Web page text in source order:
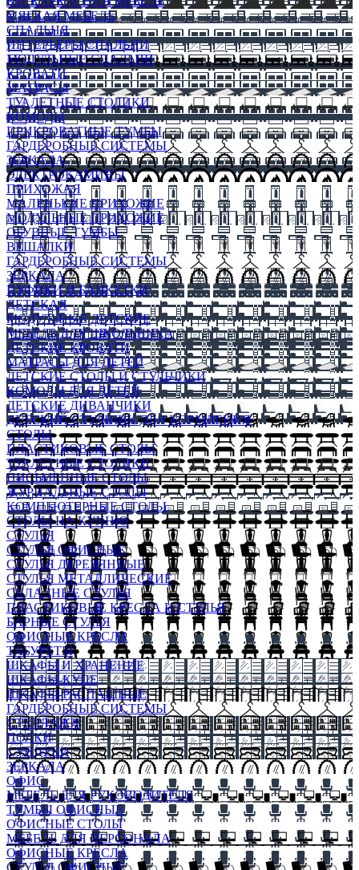
МЯГКАЯ МЕБЕЛЬ
СПАЛЬНЯ
ИНТЕРЬЕРЫ СПАЛЬНИ
МОДУЛЬНЫЕ СПАЛЬНИ
КРОВАТИ
МАТРАСЫ
ТУАЛЕТНЫЕ СТОЛИКИ
КОМОДЫ
ПРИКРОВАТНЫЕ ТУМБЫ
ГАРДЕРОБНЫЕ СИСТЕМЫ
ЗЕРКАЛА
ЭЛЕКТРОКАМИНЫ
ПРИХОЖАЯ
МАЛЕНЬКИЕ ПРИХОЖИЕ
МОДУЛЬНЫЕ ПРИХОЖИЕ
ОБУВНЫЕ ТУМБЫ
ВЕШАЛКИ
ГАРДЕРОБНЫЕ СИСТЕМЫ
ЗЕРКАЛА
ПУФИКИ И БАНКЕТКИ
ДЕТСКАЯ
МОДУЛЬНЫЕ ДЕТСКИЕ
МЕБЕЛЬ ДЛЯ ШКОЛЬНИКА
ДЕТСКИЕ КРОВАТИ
МАТРАСЫ ДЛЯ ДЕТЕЙ
ДЕТСКИЕ СТОЛЫ И СТУЛЬЧИКИ
КОМОДЫ ДЛЯ ДЕТЕЙ
ДЕТСКИЕ ДИВАНЧИКИ
ДЕТСКИЙ СТУЛЬЧИК ДЛЯ КОРМЛЕНИЯ
СТОЛЫ
ПЛАСТИКОВЫЕ СТОЛЫ
ТУАЛЕТНЫЕ СТОЛИКИ
ПИСЬМЕННЫЕ СТОЛЫ
ЖУРНАЛЬНЫЕ СТОЛЫ
КОМПЬЮТЕРНЫЕ СТОЛЫ
СТОЛЫ НА КУХНЮ
СТУЛЬЯ
СТУЛЬЯ ОФИСНЫЕ
СТУЛЬЯ ДЕРЕВЯННЫЕ
СТУЛЬЯ МЕТАЛЛИЧЕСКИЕ
СКЛАДНЫЕ СТУЛЬЯ
ПЛАСТИКОВЫЕ КРЕСЛА И СТУЛЬЯ
БАРНЫЕ СТУЛЬЯ
ОФИСНЫЕ КРЕСЛА
ТАБУРЕТЫ
ШКАФЫ И ХРАНЕНИЕ
ШКАФЫ-КУПЕ
ШКАФЫ-РАСПАШНЫЕ
ГАРДЕРОБНЫЕ СИСТЕМЫ
СТЕЛЛАЖИ
ПОЛКИ
СУНДУКИ
ЗЕРКАЛА
ОФИС
МЕБЕЛЬ ДЛЯ РУКОВОДИТЕЛЯ
ТУМБЫ ОФИСНЫЕ
ОФИСНЫЕ СТОЛЫ
МЕБЕЛЬ ДЛЯ ПЕРСОНАЛА
ОФИСНЫЕ КРЕСЛА